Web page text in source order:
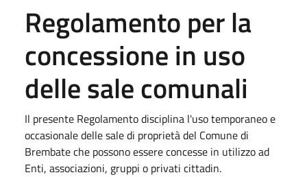
Regolamento per la
concessione in uso
delle sale comunali
Il presente Regolamento disciplina l'uso temporaneo e
occasionale delle sale di proprietà del Comune di
Brembate che possono essere concesse in utilizzo ad
Enti, associazioni, gruppi o privati cittadin.